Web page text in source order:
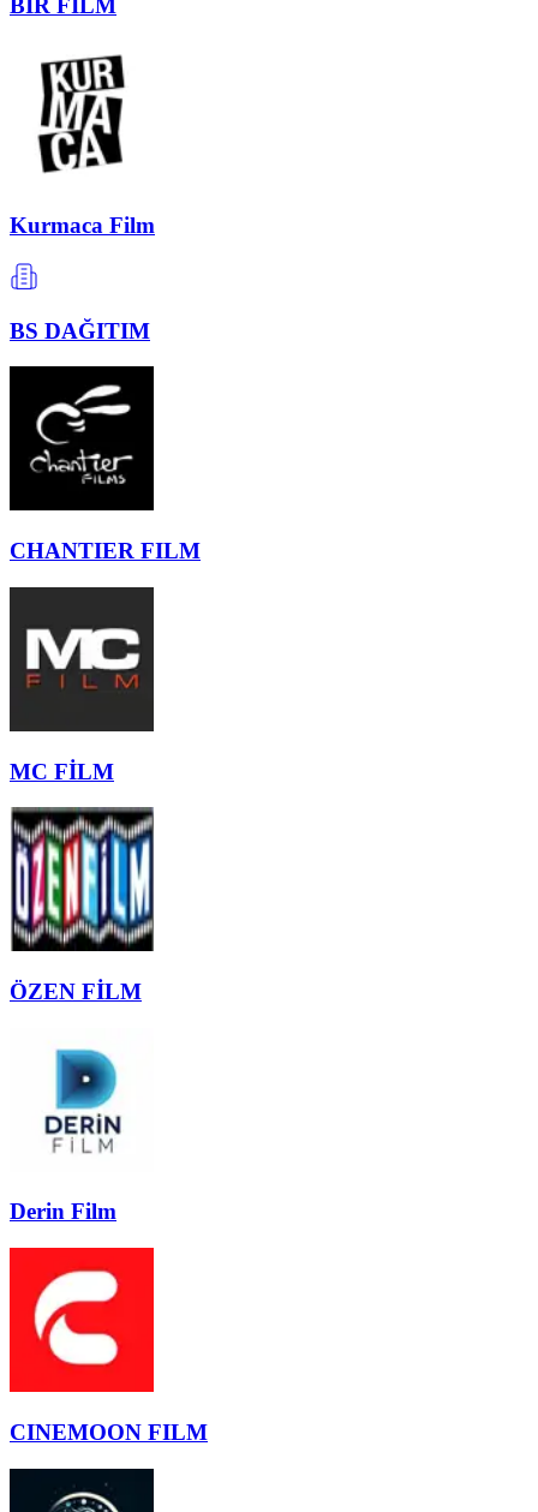
BİR FİLM
Kurmaca Film
BS DAĞITIM
CHANTIER FILM
MC FİLM
ÖZEN FİLM
Derin Film
CINEMOON FILM